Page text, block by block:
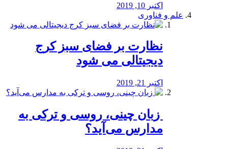
اکتبر 10, 2019
علم و فناوری
نظارت بر فضای سبز کرج
دیجیتالی می شود
اکتبر 21, 2019
️ زبان چینی، روسی و ترکی به
مدارس می‌آید؟